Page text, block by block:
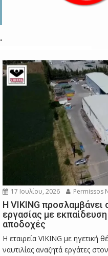
.
17 Ιουλίου, 2026 Permissos
Η VIKING
εργασίας με
αποδοχές
Η εταιρεία VIKING με ηγετική
ναυτιλίας αναζητά εργάτες